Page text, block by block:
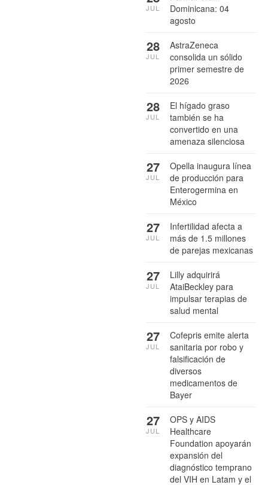
Dominicana: 04
agosto
JUL
AstraZeneca
consolida un sólido
primer semestre de
2026
28
JUL
El hígado graso
también se ha
convertido en una
amenaza silenciosa
28
JUL
Opella inaugura línea
de producción para
Enterogermina en
México
27
JUL
Infertilidad afecta a
más de 1.5 millones
de parejas mexicanas
27
JUL
Lilly adquirirá
AtaiBeckley para
impulsar terapias de
salud mental
27
JUL
Cofepris emite alerta
sanitaria por robo y
falsificación de
diversos
medicamentos de
Bayer
27
JUL
OPS y AIDS
Healthcare
Foundation apoyarán
expansión del
diagnóstico temprano
del VIH en Latam y el
27
JUL